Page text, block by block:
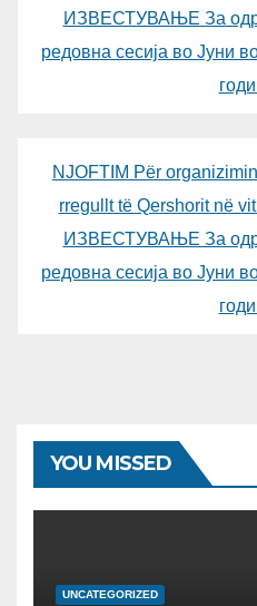
ИЗВЕСТУВАЊЕ За
редовна сесија во Јуни
NJOFTIM Për
rregullt të Qershorit në
ИЗВЕСТУВАЊЕ За
редовна сесија во Јуни
YOU MISSED
UNCATEGORIZED